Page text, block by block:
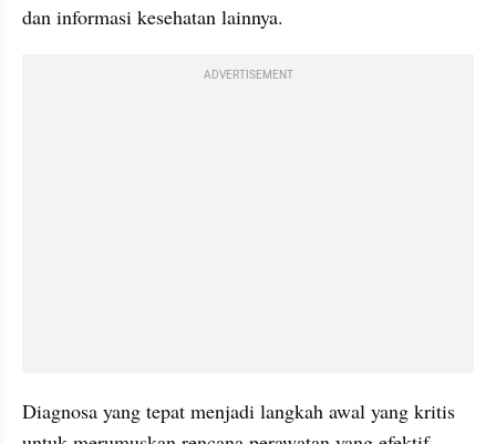
dan informasi kesehatan lainnya.
ADVERTISEMENT
Diagnosa yang tepat menjadi langkah awal yang kritis